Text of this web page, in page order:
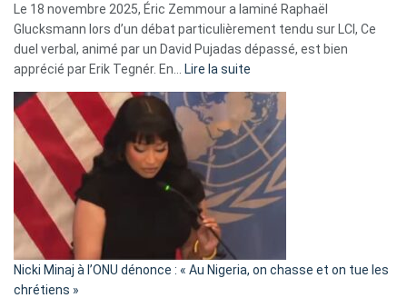
fake
news
»
Le 18 novembre 2025, Éric Zemmour a laminé Raphaël
Glucksmann lors d’un débat particulièrement tendu sur LCI, Ce
duel verbal, animé par un David Pujadas dépassé, est bien
apprécié par Erik Tegnér. En… Lire la suite
Tegnér
exulte
« Zemmour
a
tout
parle
Nicki Minaj à l’ONU dénonce : « Au Nigeria, on chasse et on tue les
chrétiens »